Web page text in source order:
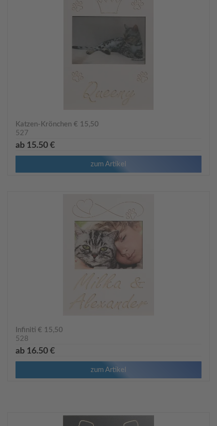
Katzen-Krönchen € 15,50
527
ab 15.50 €
zum Artikel
Infiniti € 15,50
528
ab 16.50 €
zum Artikel